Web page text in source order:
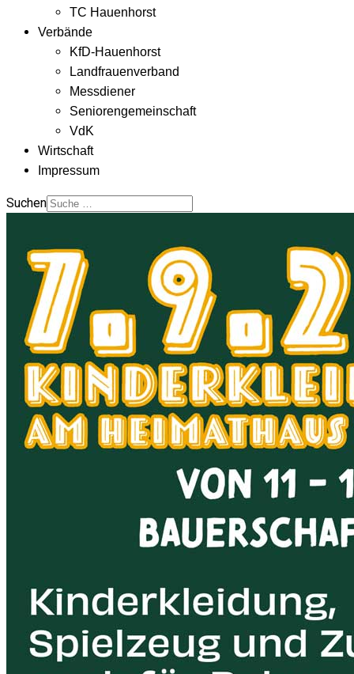
TC Hauenhorst
Verbände
KfD-Hauenhorst
Landfrauenverband
Messdiener
Seniorengemeinschaft
VdK
Wirtschaft
Impressum
Suchen